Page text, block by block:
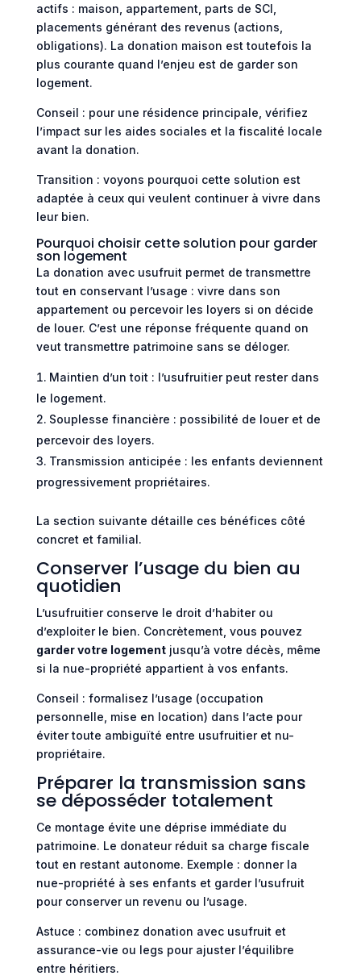
actifs : maison, appartement, parts de SCI,
placements générant des revenus (actions,
obligations). La donation maison est toutefois la
plus courante quand l’enjeu est de garder son
logement.
Conseil : pour une résidence principale, vérifiez
l’impact sur les aides sociales et la fiscalité locale
avant la donation.
Transition : voyons pourquoi cette solution est
adaptée à ceux qui veulent continuer à vivre dans
leur bien.
Pourquoi choisir cette solution pour garder
son logement
La donation avec usufruit permet de transmettre
tout en conservant l’usage : vivre dans son
appartement ou percevoir les loyers si on décide
de louer. C’est une réponse fréquente quand on
veut transmettre patrimoine sans se déloger.
Maintien d’un toit : l’usufruitier peut rester dans
le logement.
Souplesse financière : possibilité de louer et de
percevoir des loyers.
Transmission anticipée : les enfants deviennent
progressivement propriétaires.
La section suivante détaille ces bénéfices côté
concret et familial.
Conserver l’usage du bien au
quotidien
L’usufruitier conserve le droit d’habiter ou
d’exploiter le bien. Concrètement, vous pouvez
garder votre logementjusqu’à votre décès, même
si la nue-propriété appartient à vos enfants.
Conseil : formalisez l’usage (occupation
personnelle, mise en location) dans l’acte pour
éviter toute ambiguïté entre usufruitier et nu-
propriétaire.
Préparer la transmission sans
se déposséder totalement
Ce montage évite une déprise immédiate du
patrimoine. Le donateur réduit sa charge fiscale
tout en restant autonome. Exemple : donner la
nue-propriété à ses enfants et garder l’usufruit
pour conserver un revenu ou l’usage.
Astuce : combinez donation avec usufruit et
assurance-vie ou legs pour ajuster l’équilibre
entre héritiers.